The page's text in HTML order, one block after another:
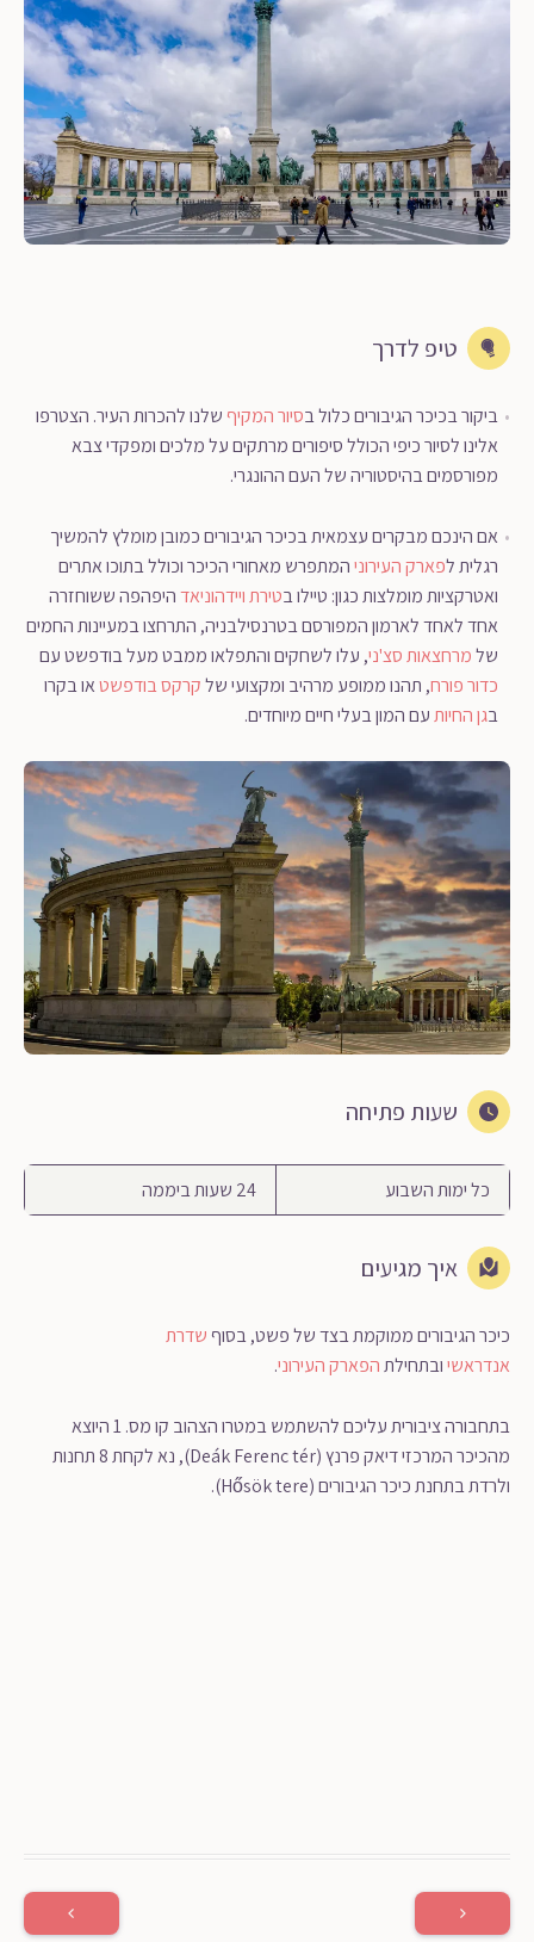
טיפ לדרך
ביקור בכיכר הגיבורים כלול בסיור המקיף שלנו להכרות העיר. הצטרפו
אלינו לסיור כיפי הכולל סיפורים מרתקים על מלכים ומפקדי צבא
מפורסמים בהיסטוריה של העם ההונגרי.
אם הינכם מבקרים עצמאית בכיכר הגיבורים כמובן מומלץ להמשיך
רגלית לפארק העירוניהמתפרש מאחורי הכיכר וכולל בתוכו אתרים
ואטרקציות מומלצות כגון: טיילו בטירת ויידהוניאדהיפהפה ששוחזרה
אחד לאחד לארמון המפורסם בטרנסילבניה, התרחצו במעיינות החמים
שלמרחצאות סצ'ני, עלו לשחקים והתפלאו ממבט מעל בודפשט עם
כדור פורח, תהנו ממופע מרהיב ומקצועי שלקרקס בודפשטאו בקרו
בגן החיותעם המון בעלי חיים מיוחדים.
שעות פתיחה
כל ימות השבוע 24 שעות ביממה
איך מגיעים
כיכר הגיבורים ממוקמת בצד של פשט, בסוףשדרת
אנדראשיובתחילתהפארק העירוני.
בתחבורה ציבורית עליכם להשתמש במטרו הצהוב קו מס. 1 היוצא
מהכיכר המרכזי דיאק פרנץ (Deák Ferenc tér), נא לקחת 8 תחנות
ולרדת בתחנת כיכר הגיבורים (Hősök tere).